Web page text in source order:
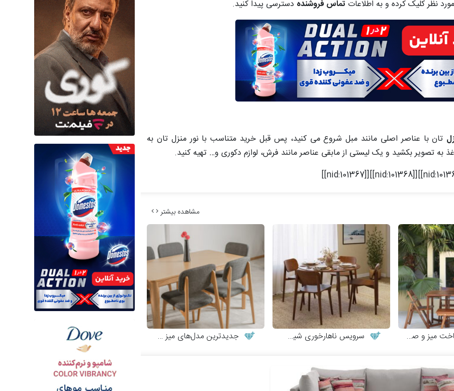
نظر کلیک کرده و به اطلاعات تماس فروشنده دسترسی پیدا کنید.
تان با عناصر اصلی مانند مبل شروع می کنید، پس قبل خرید متناسب با نور منزل تان به
به تصویر بکشید و یک لیستی از مابقی عناصر مانند فرش، لوازم دکوری و… تهیه کنید.
مشاهده بیشتر
و صندلی چوبی سرویس ناهارخوری شیک و مینیمال جدیدترین مدل‌های میز و صندلی چوبی مدرن